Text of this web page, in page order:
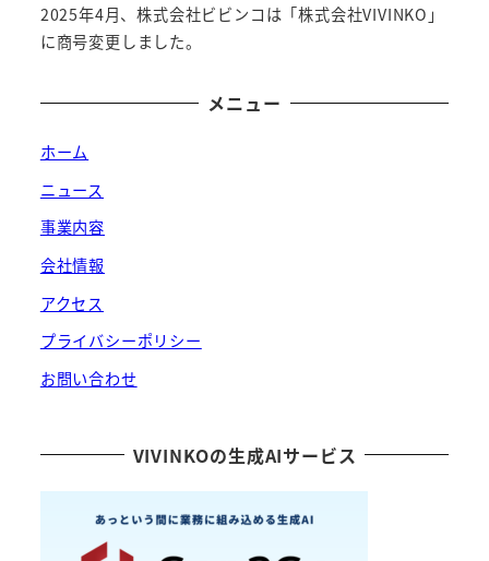
2025年4月、株式会社ビビンコは「株式会社VIVINKO」
に商号変更しました。
メニュー
ホーム
ニュース
事業内容
会社情報
アクセス
プライバシーポリシー
お問い合わせ
VIVINKOの生成AIサービス